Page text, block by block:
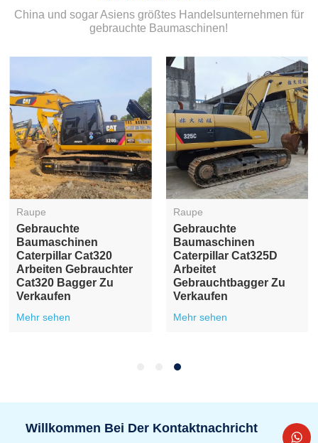
China und sogar Asiens größtes Handelsunternehmen für
gebrauchte Baumaschinen!
Raupe
Gebrauchte
Baumaschinen
Caterpillar Cat320
Arbeiten Gebrauchter
Cat320 Bagger Zu
Verkaufen
Mehr sehen
Raupe
Gebrauchte
Baumaschinen
Caterpillar Cat325D
Arbeitet
Gebrauchtbagger Zu
Verkaufen
Mehr sehen
Willkommen Bei Der Kontaktnachricht